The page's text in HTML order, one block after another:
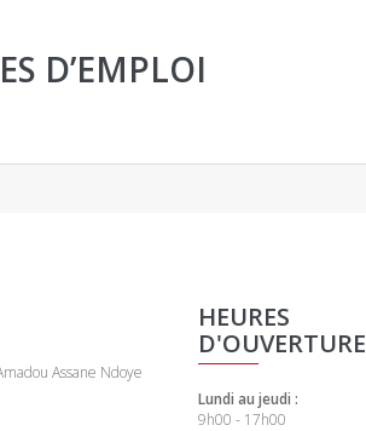
D’EMPLOI
Assane Ndoye
HEURES
D'OUVERTURE
Lundi au jeudi :
9h00 - 17h00